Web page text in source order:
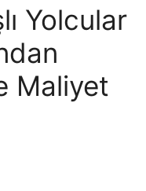
tarih yolculuğu için
otobüs biletini veya en
alabilirsiniz!
Yolcular
Maliyet